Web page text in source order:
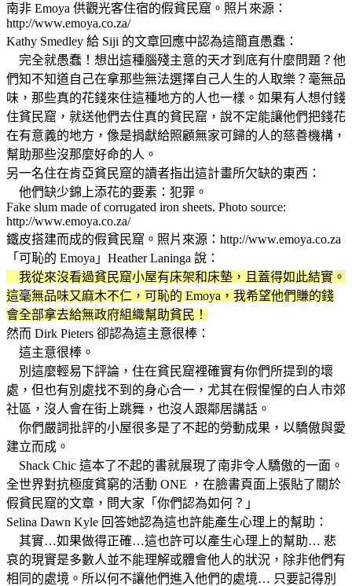
南非 Emoya 供觀光客住宿的假貧民窟。照片來源：
http://www.emoya.co.za/
Kathy Smedley 給 Siji 的文章回應中認為這簡直愚蠢：
完全就愚蠢！想出這種腦殘主意的天才到底有什麼問題？他
們知不知道自己在拿那些無法選擇自己人生的人取樂？毫無品
味，那些真的花錢來住這種地方的人也一樣。如果有人想付錢
住貧民窟，就送他們去住真的貧民窟，說不定能讓他們把錢花
在有意義的地方，像是捐獻給照顧無家可歸的人的慈善機構，
幫助那些沒那麼好命的人。
另一名住在肯亞貧民窟的讀者指出這計畫所欠缺的東西：
他們缺少錦上添花的要素：犯罪。
Fake slum made of corrugated iron sheets. Photo source:
http://www.emoya.co.za/
鐵皮搭建而成的假貧民窟。照片來源：http://www.emoya.co.za
「可恥的 Emoya」Heather Laninga 說：
我從來沒看過貧民窟小屋有床架和床墊，且蓋得如此結實。
這毫無品味又麻木不仁，可恥的 Emoya，我希望他們賺的錢
會全部拿去給無政府組織幫助貧民！
然而 Dirk Pieters 卻認為這主意很棒：
這主意很棒。
別這麼輕易下評論，住在貧民窟裡確實有你們所提到的壞
處，但也有別處找不到的身心合一，尤其在假惺惺的白人市郊
社區，沒人會在街上跳舞，也沒人跟鄰居講話。
你們嚴詞批評的小屋很多是了不起的勞動成果，以驕傲與愛
建立而成。
Shack Chic 這本了不起的書就展現了南非令人驕傲的一面。
全世界對抗極度貧窮的活動 ONE ，在臉書頁面上張貼了關於
假貧民窟的文章，問大家「你們認為如何？」
Selina Dawn Kyle 回答她認為這也許能產生心理上的幫助：
其實…如果做得正確…這也許可以產生心理上的幫助… 悲
哀的現實是多數人並不能理解或體會他人的狀況，除非他們有
相同的處境。所以何不讓他們進入他們的處境… 只要記得別